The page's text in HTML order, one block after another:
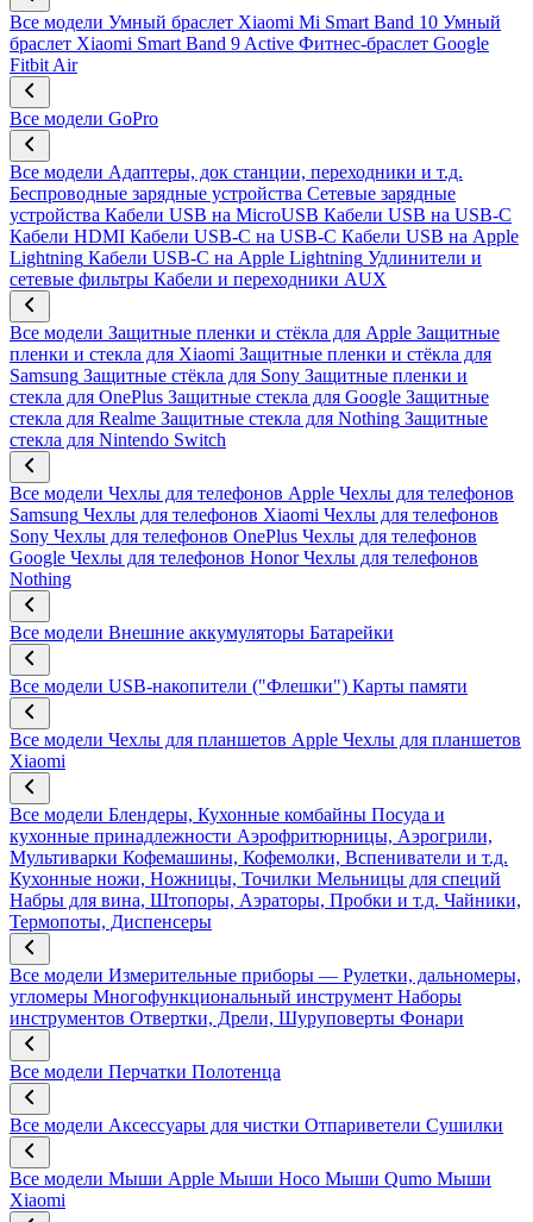
Все модели Умный браслет Xiaomi Mi Smart Band 10 Умный
браслет Xiaomi Smart Band 9 Active Фитнес-браслет Google
Fitbit Air
Все модели GoPro
Все модели Адаптеры, док станции, переходники и т.д.
Беспроводные зарядные устройства Сетевые зарядные
устройства Кабели USB на MicroUSB Кабели USB на USB-C
Кабели HDMI Кабели USB-C на USB-C Кабели USB на Apple
Lightning Кабели USB-C на Apple Lightning Удлинители и
сетевые фильтры Кабели и переходники AUX
Все модели Защитные пленки и стёкла для Apple Защитные
пленки и стекла для Xiaomi Защитные пленки и стёкла для
Samsung Защитные стёкла для Sony Защитные пленки и
стекла для OnePlus Защитные стекла для Google Защитные
стекла для Realme Защитные стекла для Nothing Защитные
стекла для Nintendo Switch
Все модели Чехлы для телефонов Apple Чехлы для телефонов
Samsung Чехлы для телефонов Xiaomi Чехлы для телефонов
Sony Чехлы для телефонов OnePlus Чехлы для телефонов
Google Чехлы для телефонов Honor Чехлы для телефонов
Nothing
Все модели Внешние аккумуляторы Батарейки
Все модели USB-накопители ("Флешки") Карты памяти
Все модели Чехлы для планшетов Apple Чехлы для планшетов
Xiaomi
Все модели Блендеры, Кухонные комбайны Посуда и
кухонные принадлежности Аэрофритюрницы, Аэрогрили,
Мультиварки Кофемашины, Кофемолки, Вспениватели и т.д.
Кухонные ножи, Ножницы, Точилки Мельницы для специй
Набры для вина, Штопоры, Аэраторы, Пробки и т.д. Чайники,
Термопоты, Диспенсеры
Все модели Измерительные приборы — Рулетки, дальномеры,
угломеры Многофункциональный инструмент Наборы
инструментов Отвертки, Дрели, Шуруповерты Фонари
Все модели Перчатки Полотенца
Все модели Аксессуары для чистки Отпариветели Сушилки
Все модели Мыши Apple Мыши Hoco Мыши Qumo Мыши
Xiaomi